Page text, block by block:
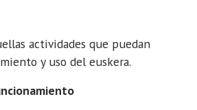
actividades que puedan
y uso del euskera.